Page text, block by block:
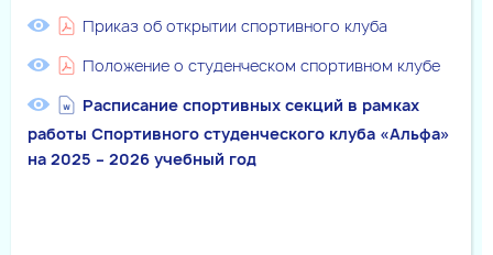
Приказ об открытии спортивного клуба
Положение о студенческом спортивном клубе
Расписание спортивных секций в рамках
работы Спортивного студенческого клуба «Альфа»
на 2025 – 2026 учебный год